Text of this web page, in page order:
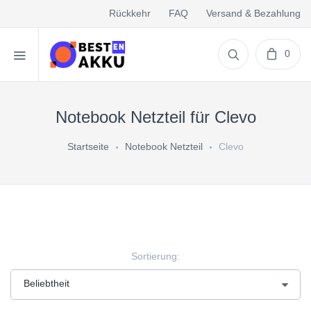
Rückkehr FAQ Versand & Bezahlung
0
Notebook Netzteil für Clevo
Startseite Notebook Netzteil Clevo
Sortierung: